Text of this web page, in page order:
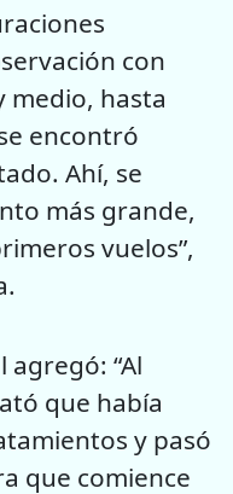
con
medio, hasta
encontró
Ahí, se
más grande,
vuelos”,
“Al
que había
y pasó
que comience